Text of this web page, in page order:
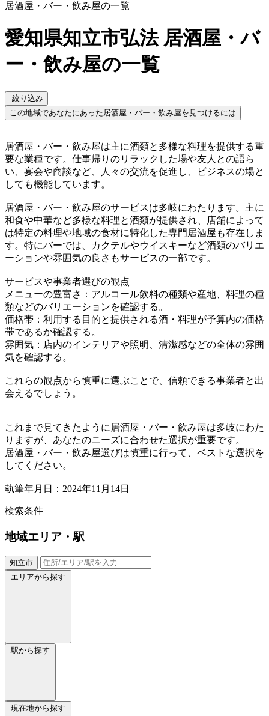
居酒屋・バー・飲み屋の一覧
愛知県知立市弘法 居酒屋・バ
ー・飲み屋の一覧
絞り込み
この地域であなたにあった居酒屋・バー・飲み屋を見つけるには
居酒屋・バー・飲み屋は主に酒類と多様な料理を提供する重
要な業種です。仕事帰りのリラックした場や友人との語ら
い、宴会や商談など、人々の交流を促進し、ビジネスの場と
しても機能しています。
居酒屋・バー・飲み屋のサービスは多岐にわたります。主に
和食や中華など多様な料理と酒類が提供され、店舗によって
は特定の料理や地域の食材に特化した専門居酒屋も存在しま
す。特にバーでは、カクテルやウイスキーなど酒類のバリエ
ーションや雰囲気の良さもサービスの一部です。
サービスや事業者選びの観点
メニューの豊富さ：アルコール飲料の種類や産地、料理の種
類などのバリエーションを確認する。
価格帯：利用する目的と提供される酒・料理が予算内の価格
帯であるか確認する。
雰囲気：店内のインテリアや照明、清潔感などの全体の雰囲
気を確認する。
これらの観点から慎重に選ぶことで、信頼できる事業者と出
会えるでしょう。
これまで見てきたように居酒屋・バー・飲み屋は多岐にわた
りますが、あなたのニーズに合わせた選択が重要です。
居酒屋・バー・飲み屋選びは慎重に行って、ベストな選択を
してください。
執筆年月日：2024年11月14日
検索条件
地域エリア・駅
知立市
エリアから探す
駅から探す
現在地から探す